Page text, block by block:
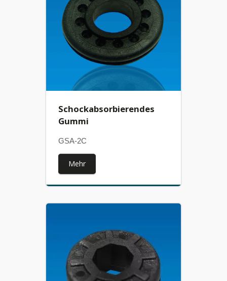
Schockabsorbierendes
Gummi
GSA-2C
Mehr